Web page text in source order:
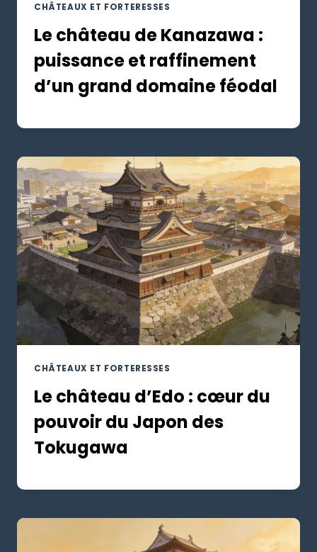
CHÂTEAUX ET FORTERESSES
Le château de Kanazawa :
puissance et raffinement
d’un grand domaine féodal
CHÂTEAUX ET FORTERESSES
Le château d’Edo : cœur du
pouvoir du Japon des
Tokugawa